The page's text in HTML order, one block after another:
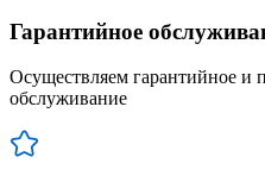
Гарантийное
Осуществляем гарантийное и
обслуживание